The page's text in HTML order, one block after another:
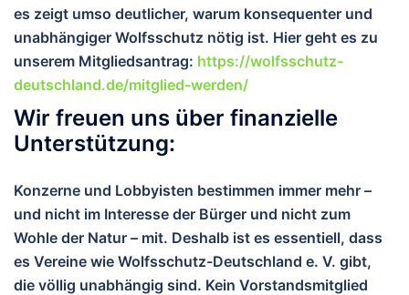
es zeigt umso deutlicher, warum konsequenter und
unabhängiger Wolfsschutz nötig ist. Hier geht es zu
unserem Mitgliedsantrag: https://wolfsschutz-
deutschland.de/mitglied-werden/
Wir freuen uns über finanzielle
Unterstützung:
Konzerne und Lobbyisten bestimmen immer mehr –
und nicht im Interesse der Bürger und nicht zum
Wohle der Natur – mit. Deshalb ist es essentiell, dass
es Vereine wie Wolfsschutz-Deutschland e. V. gibt,
die völlig unabhängig sind. Kein Vorstandsmitglied